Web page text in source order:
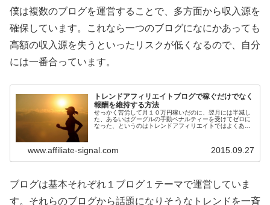
僕は複数のブログを運営することで、多方面から収入源を
確保しています。これなら一つのブログになにかあっても
高額の収入源を失うといったリスクが低くなるので、自分
には一番合っています。
トレンドアフィリエイトブログで稼ぐだけでなく
報酬を維持する方法
せっかく苦労して月１０万円稼いだのに、翌月には半減し
た、あるいはグーグルの手動ペナルティーを受けてゼロに
なった、というのはトレンドアフィリエイトではよくある
www.affiliate-signal.com 2015.09.27
ブログは基本それぞれ１ブログ１テーマで運営していま
す。それらのブログから話題になりそうなトレンドを一斉